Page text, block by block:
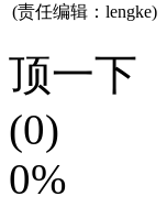
(责任编辑：lengke)
顶一下
(0)
0%